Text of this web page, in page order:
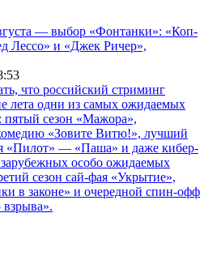
— выбор «Фонтанки»: «Коп-
Лессо» и «Джек Ричер»,
что российский стриминг
лета одни из самых ожидаемых
пятый сезон «Мажора»,
«Зовите Витю!», лучший
«Пилот» — «Паша» и даже кибер-
особо ожидаемых
сезон сай-фая «Укрытие»,
в законе» и очередной спин-офф